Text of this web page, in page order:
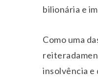
bilionária e
Como uma
insolvência e